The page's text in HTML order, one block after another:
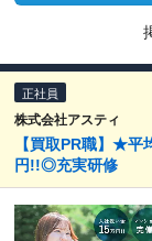
正社員
株式会社アスティ
【買取PR職】★
円!!◎充実研修